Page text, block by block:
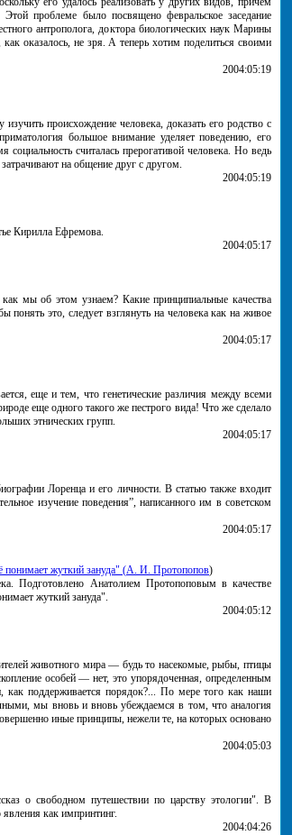
проблеме было посвящено февральское заседание
антрополога, доктора биологических наук Марины
оказалось, не зря. А теперь хотим поделиться своими
2004:05:19
происхождение человека, доказать его родство с
большое внимание уделяет поведению, его
считалась прерогативой человека. Но ведь
на общение друг с другом.
2004:05:19
Кирилла Ефремова.
2004:05:17
мы об этом узнаем? Какие принципиальные качества
это, следует взглянуть на человека как на живое
2004:05:17
еще и тем, что генетические различия между всеми
еще одного такого же пестрого вида! Что же сделало
этнических групп.
2004:05:17
Лоренца и его личности. В статью также входит
изучение поведения”, написанного им в советском
2004:05:17
жуткий зануда" (А. И. Протопопов)
Подготовлено Анатолием Протопоповым в качестве
жуткий зануда".
2004:05:12
животного мира — будь то насекомые, рыбы, птицы
особей — нет, это упорядоченная, определенным
как поддерживается порядок?... По мере того как наши
мы вновь и вновь убеждаемся в том, что аналогия
иные принципы, нежели те, на которых основано
2004:05:03
о свободном путешествии по царству этологии". В
как импринтинг.
2004:04:26